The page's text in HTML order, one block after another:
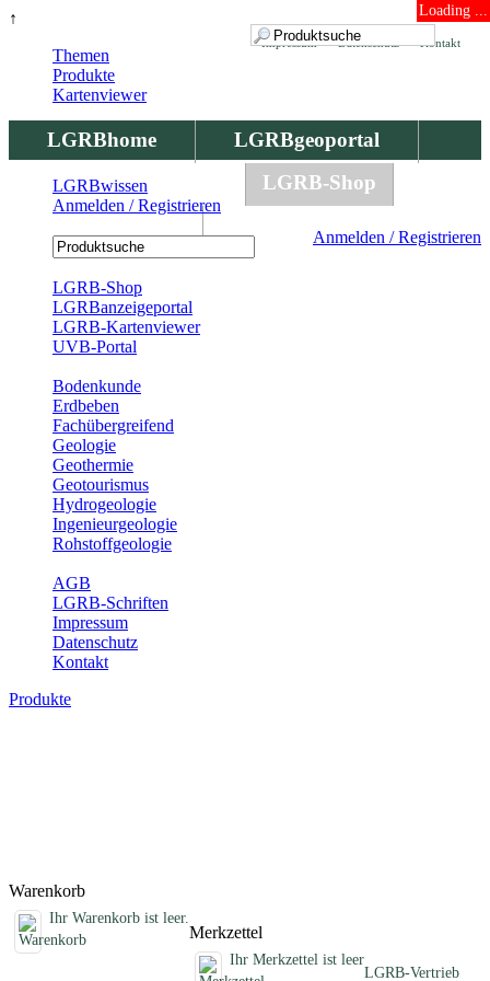
↑ Loading ...
Kontakt
Datenschutz
Impressum
LGRBhome
LGRBgeoportal
LGRBbohrungen
LGRB-Shop
Anmelden / Registrieren
Themen
Produkte
Kartenviewer
LGRBwissen
Anmelden / Registrieren
LGRB-Shop
LGRBanzeigeportal
LGRB-Kartenviewer
UVB-Portal
Bodenkunde
Erdbeben
Fachübergreifend
Geologie
Geothermie
Geotourismus
Hydrogeologie
Ingenieurgeologie
Rohstoffgeologie
AGB
LGRB-Schriften
Impressum
Datenschutz
Kontakt
Produkte
Warenkorb
Ihr Warenkorb ist leer.
Merkzettel
Ihr Merkzettel ist leer
LGRB-Vertrieb